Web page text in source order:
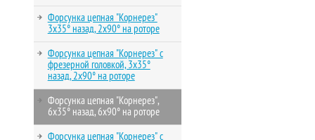
Форсунка цепная "Корнерез"
3х35° назад, 2х90° на роторе
Форсунка цепная "Корнерез" с
фрезерной головкой, 3х35°
назад, 2х90° на роторе
Форсунка цепная "Корнерез",
6х35° назад, 6х90° на роторе
Форсунка цепная "Корнерез" c